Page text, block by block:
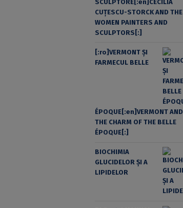
SCULPTORE[:en]CECILIA
CUŢESCU-STORCK AND THE
WOMEN PAINTERS AND
SCULPTORS[:]
[:ro]VERMONT ȘI
FARMECUL BELLE
ÉPOQUE[:en]VERMONT AND
THE CHARM OF THE BELLE
ÉPOQUE[:]
BIOCHIMIA
GLUCIDELOR ȘI A
LIPIDELOR